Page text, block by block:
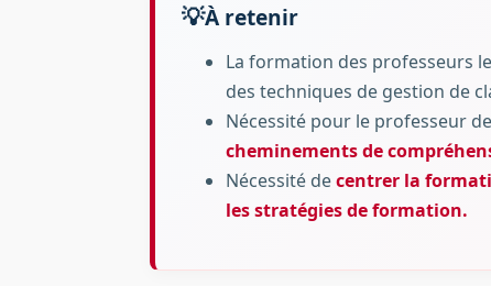
À retenir
La formation des professeurs
des techniques de gestion de
Nécessité pour le professeur de
cheminements de
Nécessité decentrer la
les stratégies de formation.